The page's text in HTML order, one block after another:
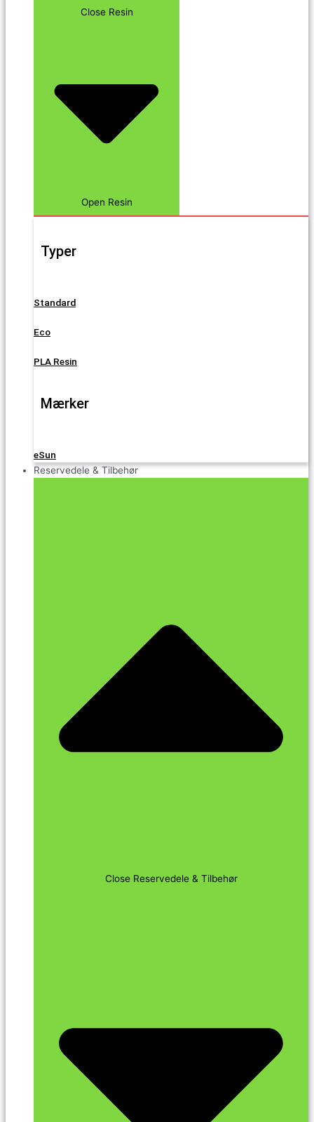
Close Resin
Open Resin
Typer
Standard
Eco
PLA Resin
Mærker
eSun
Reservedele & Tilbehør
Close Reservedele & Tilbehør